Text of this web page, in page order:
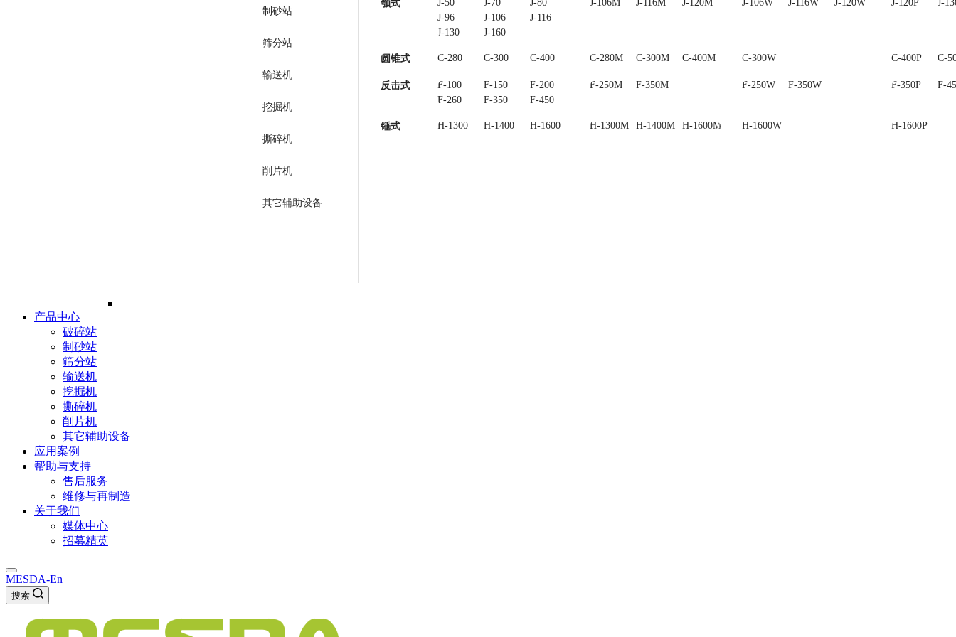
制砂站
筛分站
输送机
挖掘机
撕碎机
削片机
其它辅助设备
颚式 J-50 J-70 J-80
J-85
J-96
J-106 J-116
J-130
J-160
J-106M J-116M J-120M J-130M
J-106W J-116W J-120W J-120P J-
圆锥式 C-280 C-300 C-400 C-450
C-280M C-300M C-400M C-500M
C-300W C-400P C-
反击式 F-100 F-150 F-200
F-250
F-260
F-350 F-450
F-250M F-350M F-250W F-350W F-350P F-
锤式 H-1300 H-1400 H-1600 H-1300M H-1400M H-1600M H-1600W H-1600P
产品中心
破碎站
制砂站
筛分站
输送机
挖掘机
撕碎机
削片机
其它辅助设备
应用案例
帮助与支持
售后服务
维修与再制造
关于我们
媒体中心
招募精英
MESDA-En
搜索